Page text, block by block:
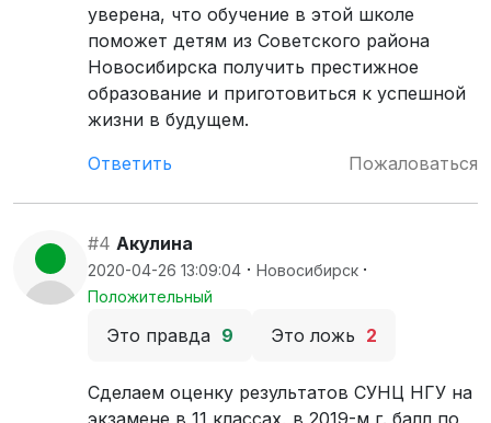
уверена, что обучение в этой школе
поможет детям из Советского района
Новосибирска получить престижное
образование и приготовиться к успешной
жизни в будущем.
Ответить
Пожаловаться
#4 Акулина
2020-04-26 13:09:04 · Новосибирск ·
Положительный
Это правда 9 Это ложь 2
Сделаем оценку результатов СУНЦ НГУ на
экзамене в 11 классах, в 2019-м г. балл по